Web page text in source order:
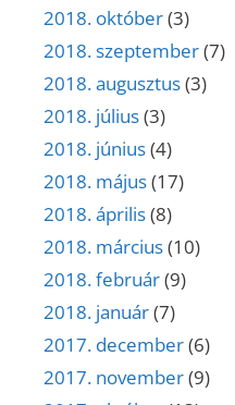
2018. október(3)
2018. szeptember(7)
2018. augusztus(3)
2018. július(3)
2018. június(4)
2018. május(17)
2018. április(8)
2018. március(10)
2018. február(9)
2018. január(7)
2017. december(6)
2017. november(9)